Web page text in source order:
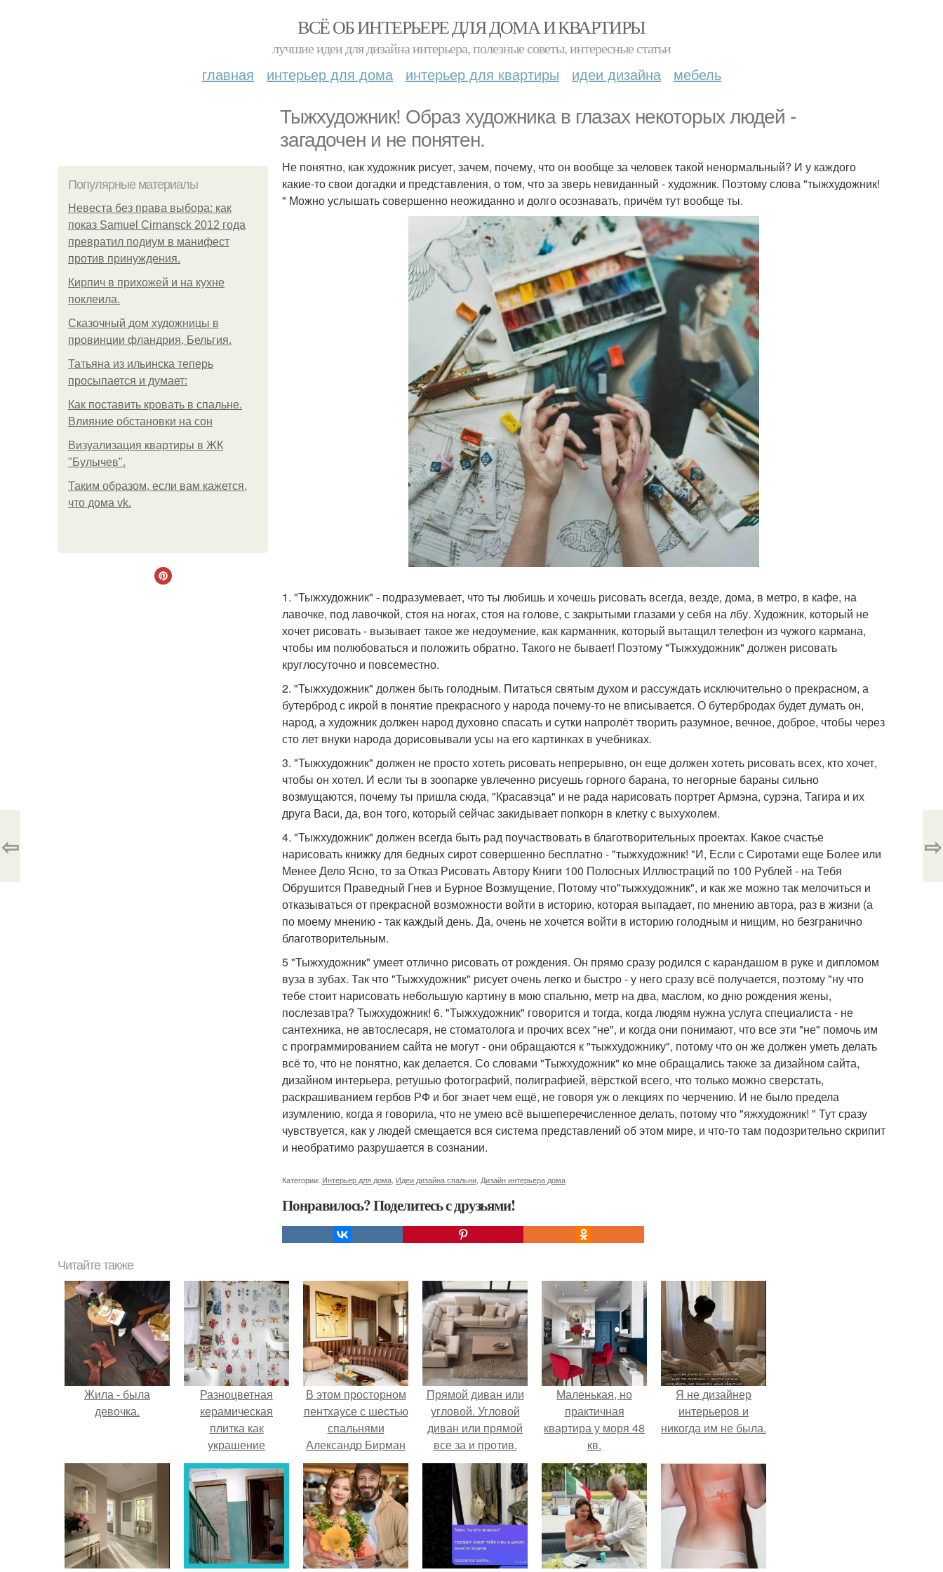
ВСЁ ОБ ИНТЕРЬЕРЕ ДЛЯ ДОМА И КВАРТИРЫ
лучшие идеи для дизайна интерьера, полезные советы, интересные статьи
главная интерьер для дома интерьер для квартиры идеи дизайна мебель
Тыжхудожник! Образ художника в глазах некоторых людей -
загадочен и не понятен.
Популярные материалы
Невеста без права выбора: как
показ Samuel Cirnansck 2012 года
превратил подиум в манифест
против принуждения.
Кирпич в прихожей и на кухне
поклеила.
Сказочный дом художницы в
провинции фландрия, Бельгия.
Татьяна из ильинска теперь
просыпается и думает:
Как поставить кровать в спальне.
Влияние обстановки на сон
Визуализация квартиры в ЖК
"Булычев".
Таким образом, если вам кажется,
что дома vk.
Не понятно, как художник рисует, зачем, почему, что он вообще за человек такой ненормальный? И у каждого
какие-то свои догадки и представления, о том, что за зверь невиданный - художник. Поэтому слова "тыжхудожник!
" Можно услышать совершенно неожиданно и долго осознавать, причём тут вообще ты.
1. "Тыжхудожник" - подразумевает, что ты любишь и хочешь рисовать всегда, везде, дома, в метро, в кафе, на
лавочке, под лавочкой, стоя на ногах, стоя на голове, с закрытыми глазами у себя на лбу. Художник, который не
хочет рисовать - вызывает такое же недоумение, как карманник, который вытащил телефон из чужого кармана,
чтобы им полюбоваться и положить обратно. Такого не бывает! Поэтому "Тыжхудожник" должен рисовать
круглосуточно и повсеместно.
2. "Тыжхудожник" должен быть голодным. Питаться святым духом и рассуждать исключительно о прекрасном, а
бутерброд с икрой в понятие прекрасного у народа почему-то не вписывается. О бутербродах будет думать он,
народ, а художник должен народ духовно спасать и сутки напролёт творить разумное, вечное, доброе, чтобы через
сто лет внуки народа дорисовывали усы на его картинках в учебниках.
3. "Тыжхудожник" должен не просто хотеть рисовать непрерывно, он еще должен хотеть рисовать всех, кто хочет,
чтобы он хотел. И если ты в зоопарке увлеченно рисуешь горного барана, то негорные бараны сильно
возмущаются, почему ты пришла сюда, "Красавэца" и не рада нарисовать портрет Армэна, сурэна, Тагира и их
друга Васи, да, вон того, который сейчас закидывает попкорн в клетку с выхухолем.
4. "Тыжхудожник" должен всегда быть рад поучаствовать в благотворительных проектах. Какое счастье
нарисовать книжку для бедных сирот совершенно бесплатно - "тыжхудожник! "И, Если с Сиротами еще Более или
Менее Дело Ясно, то за Отказ Рисовать Автору Книги 100 Полосных Иллюстраций по 100 Рублей - на Тебя
Обрушится Праведный Гнев и Бурное Возмущение, Потому что"тыжхудожник", и как же можно так мелочиться и
отказываться от прекрасной возможности войти в историю, которая выпадает, по мнению автора, раз в жизни (а
по моему мнению - так каждый день. Да, очень не хочется войти в историю голодным и нищим, но безгранично
благотворительным.
5 "Тыжхудожник" умеет отлично рисовать от рождения. Он прямо сразу родился с карандашом в руке и дипломом
вуза в зубах. Так что "Тыжхудожник" рисует очень легко и быстро - у него сразу всё получается, поэтому "ну что
тебе стоит нарисовать небольшую картину в мою спальню, метр на два, маслом, ко дню рождения жены,
послезавтра? Тыжхудожник! 6. "Тыжхудожник" говорится и тогда, когда людям нужна услуга специалиста - не
сантехника, не автослесаря, не стоматолога и прочих всех "не", и когда они понимают, что все эти "не" помочь им
с программированием сайта не могут - они обращаются к "тыжхудожнику", потому что он же должен уметь делать
всё то, что не понятно, как делается. Со словами "Тыжхудожник" ко мне обращались также за дизайном сайта,
дизайном интерьера, ретушью фотографий, полиграфией, вёрсткой всего, что только можно сверстать,
раскрашиванием гербов РФ и бог знает чем ещё, не говоря уж о лекциях по черчению. И не было предела
изумлению, когда я говорила, что не умею всё вышеперечисленное делать, потому что "яжхудожник! " Тут сразу
чувствуется, как у людей смещается вся система представлений об этом мире, и что-то там подозрительно скрипит
и необратимо разрушается в сознании.
Категории: Интерьер для дома Идеи дизайна спальни Дизайн интерьера дома
Понравилось? Поделитесь с друзьями!
⇦ ⇨
Читайте также
Жила - была
девочка.
Разноцветная
керамическая
плитка как
украшение
интерьера.
В этом просторном
пентхаусе с шестью
спальнями
Александр Бирман
живет со своей
семьей.
Прямой диван или
угловой. Угловой
диван или прямой
все за и против.
Маленькая, но
практичная
квартира у моря 48
кв.
Я не дизайнер
интерьеров и
никогда им не была.